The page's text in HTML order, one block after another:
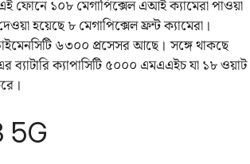
ফোনে ১০৮ মেগাপিক্সেল এআই ক্যামেরা পাওয়া
হয়েছে ৮ মেগাপিক্সেল ফ্রন্ট ক্যামেরা।
৬৩০০ প্রসেসর আছে। সঙ্গে থাকছে
ব্যাটারি ক্যাপাসিটি ৫০০০ এমএএইচ যা ১৮ ওয়াট
5G